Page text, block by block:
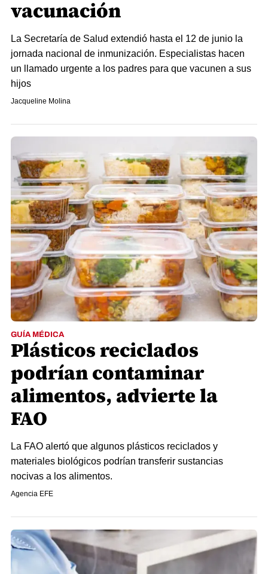
vacunación
La Secretaría de Salud extendió hasta el 12 de junio la
jornada nacional de inmunización. Especialistas hacen
un llamado urgente a los padres para que vacunen a sus
hijos
Jacqueline Molina
GUÍA MÉDICA
Plásticos reciclados
podrían contaminar
alimentos, advierte la
FAO
La FAO alertó que algunos plásticos reciclados y
materiales biológicos podrían transferir sustancias
nocivas a los alimentos.
Agencia EFE